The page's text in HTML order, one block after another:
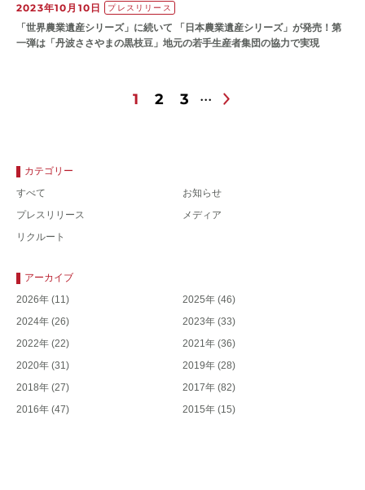
2023年10月10日 プレスリリース
「世界農業遺産シリーズ」に続いて 「日本農業遺産シリーズ」が発売！第
一弾は「丹波ささやまの黒枝豆」地元の若手生産者集団の協力で実現
1 2 3
カテゴリー
すべて
お知らせ
プレスリリース
メディア
リクルート
アーカイブ
2026年 (11) 2025年 (46)
2024年 (26) 2023年 (33)
2022年 (22) 2021年 (36)
2020年 (31) 2019年 (28)
2018年 (27) 2017年 (82)
2016年 (47) 2015年 (15)